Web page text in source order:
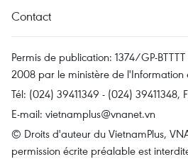
Contact
Permis de publication: 1374/GP-
2008 par le ministère de
Tél: (024) 39411349 - (024) 39411348,
E-mail: vietnamplus@vnanet.vn
© Droits d'auteur du VietnamPlus,
permission écrite préalable est